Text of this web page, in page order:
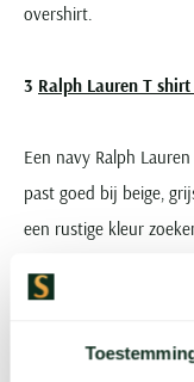
overshirt.
Ralph Lauren T
Een navy Ralph
past goed bij beige,
een rustige kleur
Materialen en
Een Ralph Lauren T